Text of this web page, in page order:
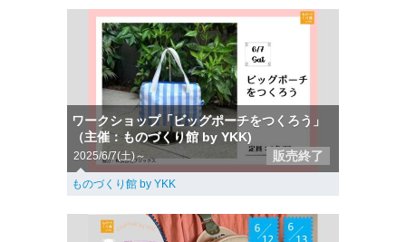
ワークショップ「ビッグポーチをつくろう」
（主催：ものづくり館 by YKK)
2025/6/7(土)～ 販売終了
ものづくり館 by YKK